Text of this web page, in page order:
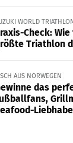
WORLD
Check:
Triathlon
AUS NORWEGEN
das